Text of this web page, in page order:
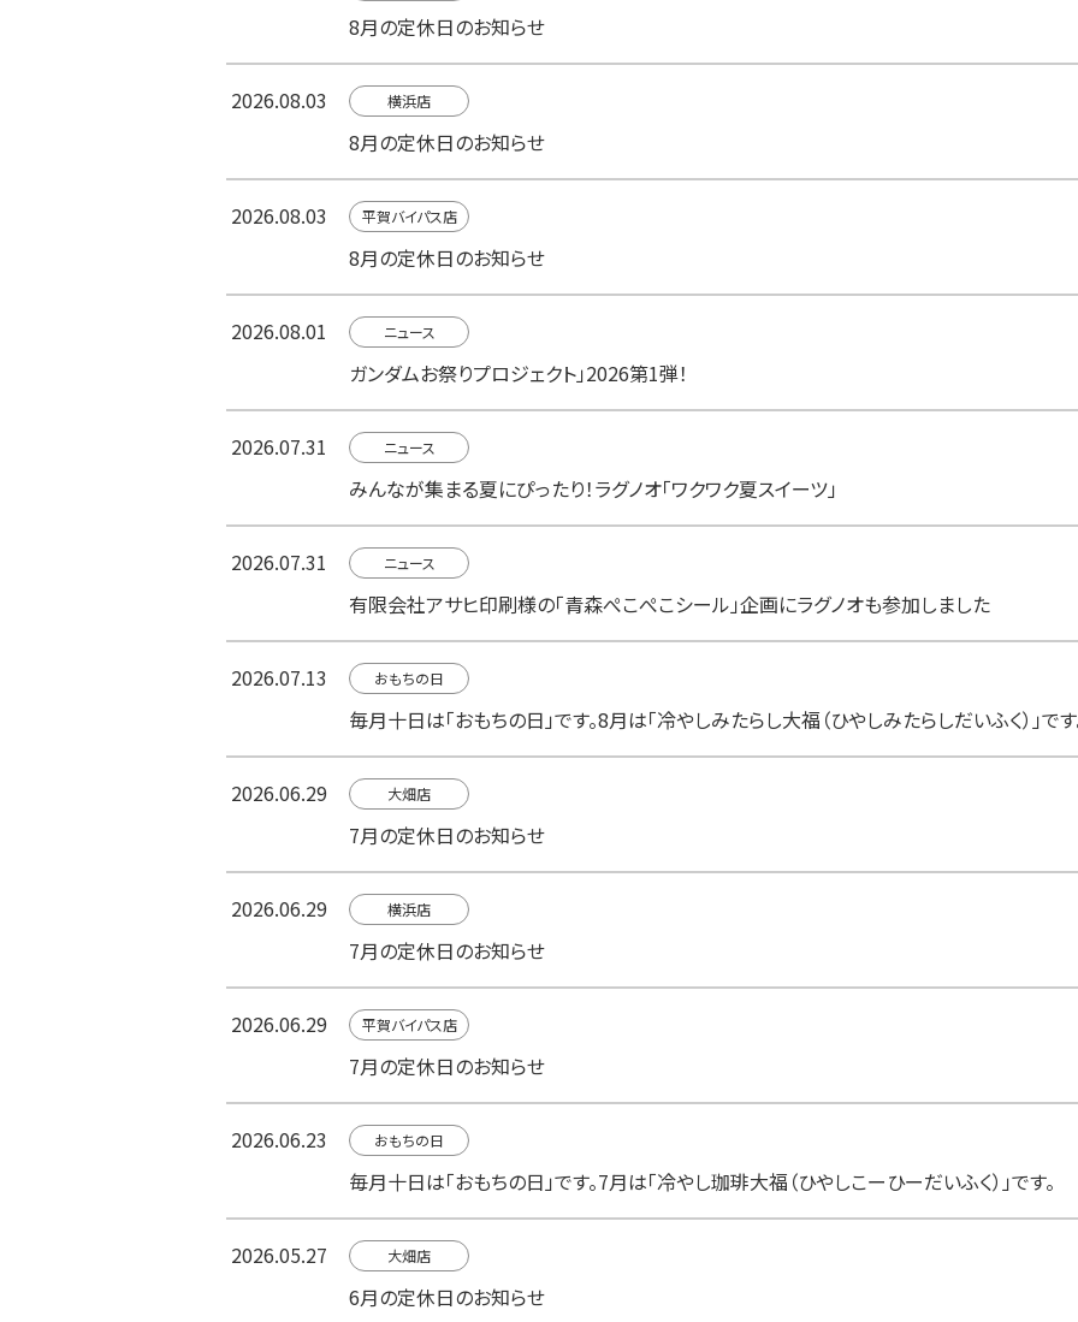
8月の定休日のお知らせ
2026.08.03 横浜店
8月の定休日のお知らせ
2026.08.03 平賀バイパス店
8月の定休日のお知らせ
2026.08.01 ニュース
ガンダムお祭りプロジェクト」2026第1弾！
2026.07.31 ニュース
みんなが集まる夏にぴったり！ラグノオ「ワクワク夏スイーツ」
2026.07.31 ニュース
有限会社アサヒ印刷様の「青森ぺこぺこシール」企画にラグノオも参加しました
2026.07.13 おもちの日
毎月十日は「おもちの日」です。8月は「冷やしみたらし大福（ひやしみたらしだいふく）」です
2026.06.29 大畑店
7月の定休日のお知らせ
2026.06.29 横浜店
7月の定休日のお知らせ
2026.06.29 平賀バイパス店
7月の定休日のお知らせ
2026.06.23 おもちの日
毎月十日は「おもちの日」です。7月は「冷やし珈琲大福（ひやしこーひーだいふく）」です。
2026.05.27 大畑店
6月の定休日のお知らせ